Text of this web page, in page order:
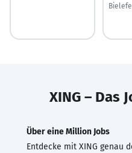
XING – Das
Über eine Million Jobs
Entdecke mit XING genau